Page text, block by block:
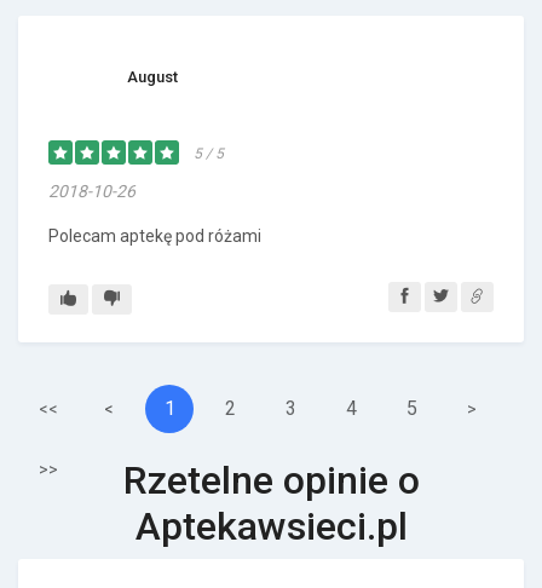
August
5 / 5
2018-10-26
Polecam aptekę pod różami
<< < 1 2 3 4 5 >
>>
Rzetelne opinie o
Aptekawsieci.pl